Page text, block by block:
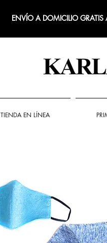
ENVÍO A DOMICILIO
TIENDA EN LÍNEA